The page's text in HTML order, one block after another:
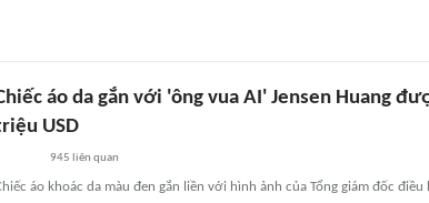
áo da gắn với 'ông vua AI' Jensen Huang
USD
945 liên quan
áo khoác da màu đen gắn liền với hình ảnh của Tổng giám đốc điều